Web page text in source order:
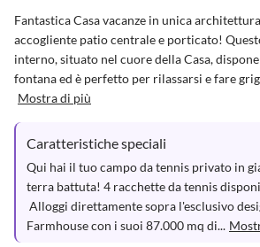
Fantastica Casa vacanze in unica
accogliente patio centrale e porticato!
interno, situato nel cuore della Casa,
fontana ed è perfetto per rilassarsi e fare
Mostra di più
Caratteristiche speciali
Qui hai il tuo campo da tennis privato in
terra battuta! 4 racchette da tennis
Farmhouse con i suoi 87.000 mq di...